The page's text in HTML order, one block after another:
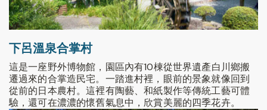
下呂溫泉合掌村
這是一座野外博物館，園區內有10棟從世界遺產白川鄉搬
遷過來的合掌造民宅。一踏進村裡，眼前的景象就像回到
從前的日本農村。這裡有陶藝、和紙製作等傳統工藝可體
驗，還可在濃濃的懷舊氣息中，欣賞美麗的四季花卉。